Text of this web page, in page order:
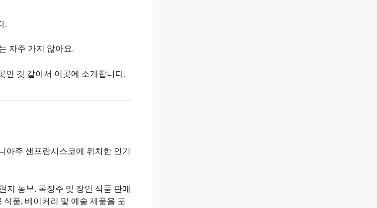
.
자주 가지 않아요.
인 것 같아서 이곳에 소개합니다.
아주 샌프란시스코에 위치한 인기
지 농부, 목장주 및 장인 식품 판매
품, 베이커리 및 예술 제품을 포